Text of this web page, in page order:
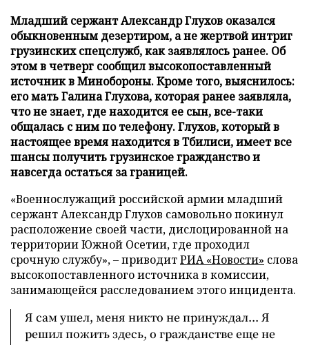
Младший сержант Александр Глухов оказался
обыкновенным дезертиром, а не жертвой интриг
грузинских спецслужб, как заявлялось ранее. Об
этом в четверг сообщил высокопоставленный
источник в Минобороны. Кроме того, выяснилось:
его мать Галина Глухова, которая ранее заявляла,
что не знает, где находится ее сын, все-таки
общалась с ним по телефону. Глухов, который в
настоящее время находится в Тбилиси, имеет все
шансы получить грузинское гражданство и
навсегда остаться за границей.
«Военнослужащий российской армии младший
сержант Александр Глухов самовольно покинул
расположение своей части, дислоцированной на
территории Южной Осетии, где проходил
срочную службу», – приводитРИА «Новости» слова
высокопоставленного источника в комиссии,
занимающейся расследованием этого инцидента.
Я сам ушел, меня никто не принуждал... Я
решил пожить здесь, о гражданстве еще не